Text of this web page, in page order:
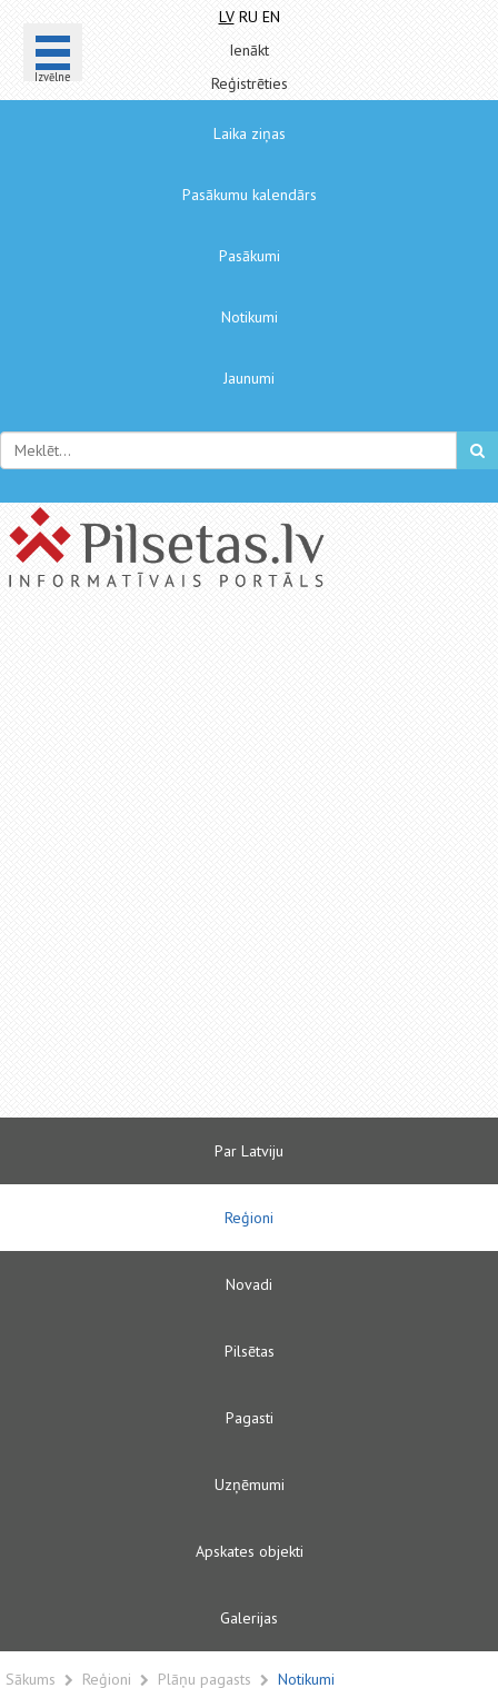
Izvēlne
LV RU EN
Ienākt
Reģistrēties
Laika ziņas
Pasākumu kalendārs
Pasākumi
Notikumi
Jaunumi
Par Latviju
Reģioni
Novadi
Pilsētas
Pagasti
Uzņēmumi
Apskates objekti
Galerijas
Sākums Reģioni Plāņu pagasts Notikumi